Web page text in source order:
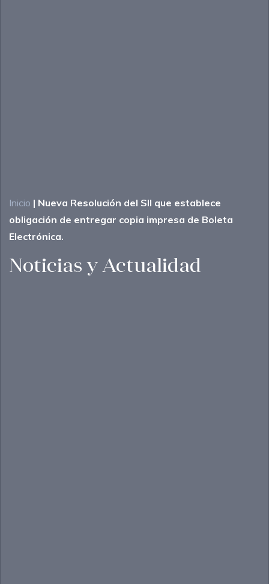
Inicio | Nueva Resolución del SII que establece
obligación de entregar copia impresa de Boleta
Electrónica.
Noticias y Actualidad